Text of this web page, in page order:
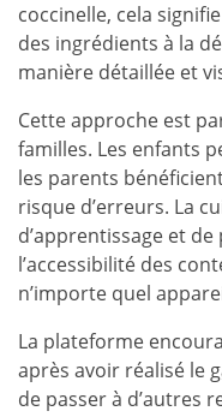
coccinelle, cela
des ingrédients à la
manière détaillée et
Cette approche est
familles. Les enfants
les parents
risque d’erreurs. La
d’apprentissage et
l’accessibilité des
n’importe quel
La plateforme
après avoir réalisé le
de passer à d’autres